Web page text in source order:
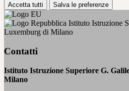
Accetta tutti Salva le preferenze
Istituto Istruzione
Luxemburg di Milano
Contatti
Istituto Istruzione Superiore G.
Milano